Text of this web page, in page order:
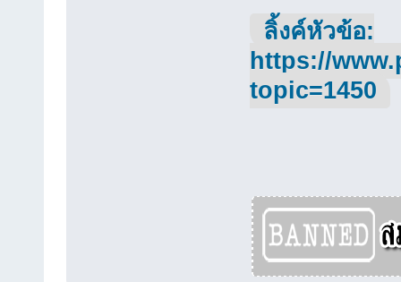
ลิ้งค์หัวข้อ:
https://
topic=1450